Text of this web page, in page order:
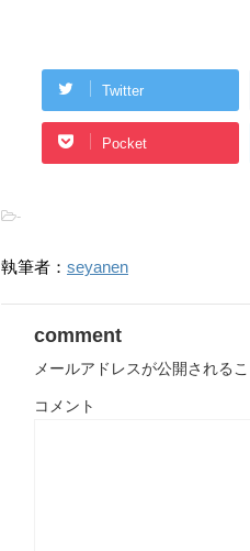
Twitter
Pocket
-
執筆者： seyanen
comment
メールアドレスが公開される
コメント